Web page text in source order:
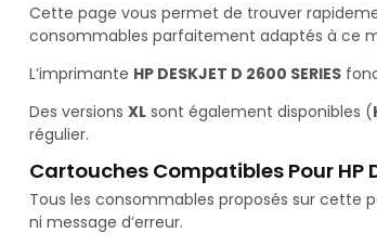
Cette page vous permet de trouver
consommables parfaitement adaptés à ce
L’imprimante HP DESKJET D 2600 SERIES
Des versions XL sont également disponibles (
régulier.
Cartouches Compatibles Pour HP
Tous les consommables proposés sur cette
ni message d’erreur.